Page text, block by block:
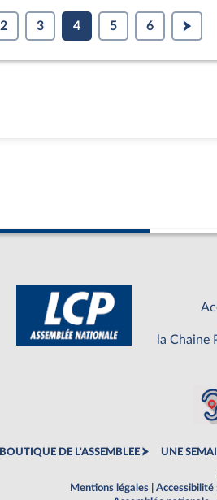
2 3 4 5 6
la Chaine
BOUTIQUE DE L'ASSEMBLEE UNE
Mentions légales
Accessibilité